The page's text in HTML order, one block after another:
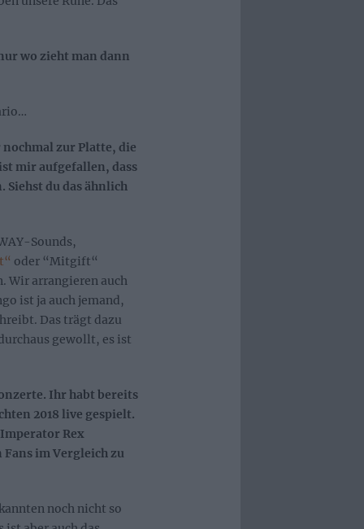
wo zieht man dann
zur Platte, die
mir aufgefallen, dass
Siehst du das ähnlich
Sounds,
oder “Mitgift“
Wir arrangieren auch
ist ja auch jemand,
Das trägt dazu
gewollt, es ist
Ihr habt bereits
2018 live gespielt.
Rex
im Vergleich zu
noch nicht so